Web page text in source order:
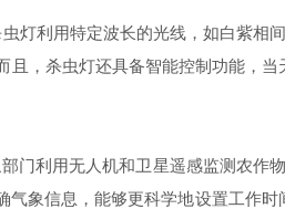
灯利用特定波长的光线，如白紫相
，杀虫灯还具备智能控制功能，
利用无人机和卫星遥感监测农作
象信息，能够更科学地设置工作